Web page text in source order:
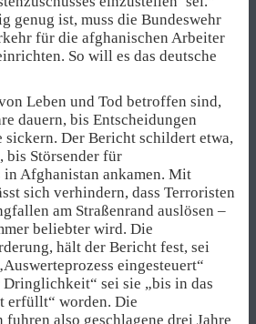
genug ist, muss die Bundeswehr
für die afghanischen Arbeiter
So will es das deutsche
Leben und Tod betroffen sind,
dauern, bis Entscheidungen
Der Bericht schildert etwa,
bis Störsender für
Afghanistan ankamen. Mit
sich verhindern, dass Terroristen
am Straßenrand auslösen –
beliebter wird. Die
hält der Bericht fest, sei
eingesteuert“
sei sie „bis in das
erfüllt“ worden. Die
fuhren also geschlagene drei Jahre